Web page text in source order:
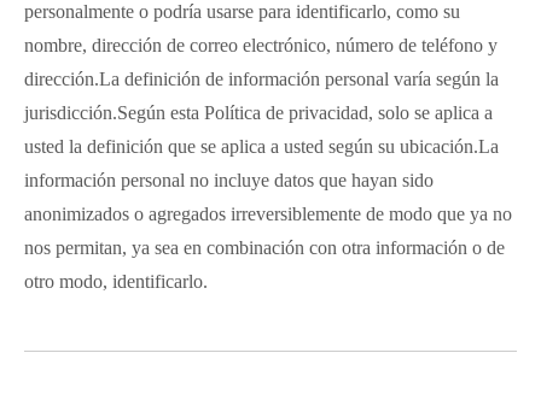
personalmente o podría usarse para identificarlo, como su
nombre, dirección de correo electrónico, número de teléfono y
dirección.La definición de información personal varía según la
jurisdicción.Según esta Política de privacidad, solo se aplica a
usted la definición que se aplica a usted según su ubicación.La
información personal no incluye datos que hayan sido
anonimizados o agregados irreversiblemente de modo que ya no
nos permitan, ya sea en combinación con otra información o de
otro modo, identificarlo.